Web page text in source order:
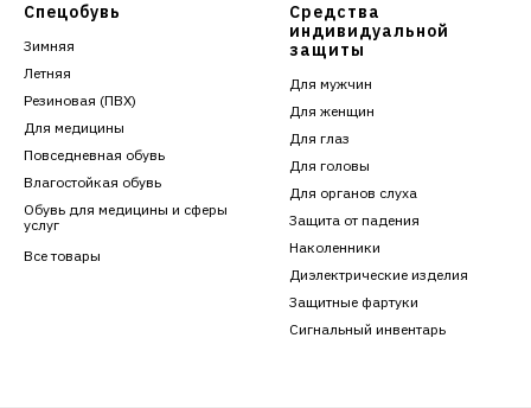
Спецобувь
Зимняя
Летняя
Резиновая (ПВХ)
Для медицины
Повседневная обувь
Влагостойкая обувь
Обувь для медицины и сферы
услуг
Все товары
Средства
индивидуальной
защиты
Для мужчин
Для женщин
Для глаз
Для головы
Для органов слуха
Защита от падения
Наколенники
Диэлектрические изделия
Защитные фартуки
Сигнальный инвентарь